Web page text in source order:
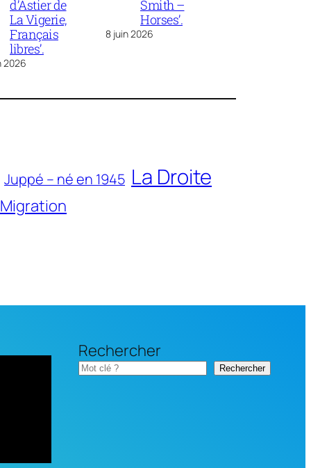
d’Astier de
La Vigerie,
Français
libres’.
2026
Smith –
Horses’.
8 juin 2026
Juppé – né en 1945 La Droite
Migration
Rechercher
Rechercher